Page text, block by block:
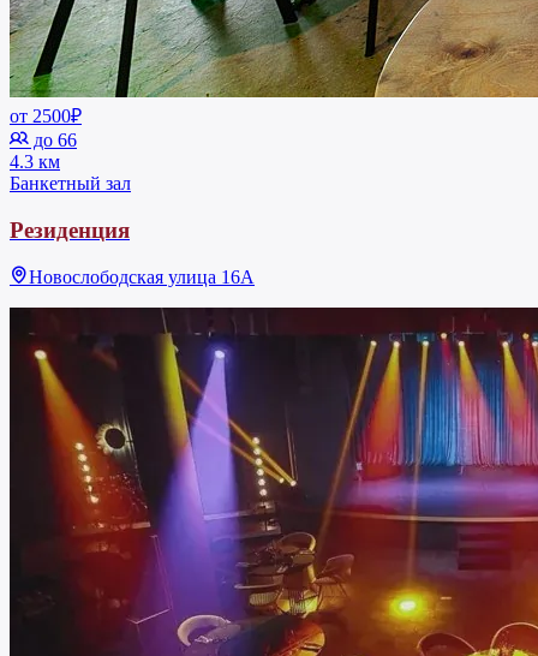
от 2500₽
до 66
4.3 км
Банкетный зал
Резиденция
Новослободская улица 16А